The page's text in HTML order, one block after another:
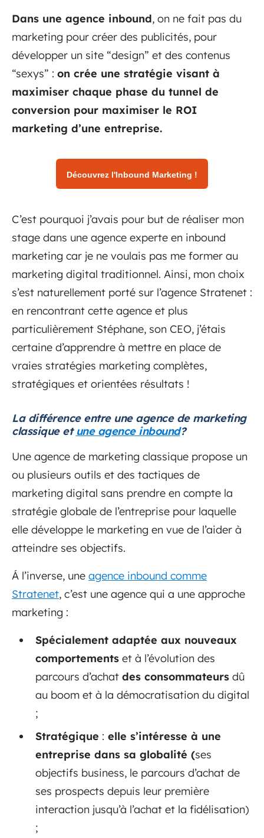
Dans une agence inbound, on ne fait pas du
marketing pour créer des publicités, pour
développer un site “design” et des contenus
“sexys” : on crée une stratégie visant à
maximiser chaque phase du tunnel de
conversion pour maximiser le ROI
marketing d’une entreprise.
Découvrez l'Inbound Marketing !
C’est pourquoi j’avais pour but de réaliser mon
stage dans une agence experte en inbound
marketing car je ne voulais pas me former au
marketing digital traditionnel. Ainsi, mon choix
s’est naturellement porté sur l’agence Stratenet :
en rencontrant cette agence et plus
particulièrement Stéphane, son CEO, j’étais
certaine d’apprendre à mettre en place de
vraies stratégies marketing complètes,
stratégiques et orientées résultats !
La différence entre une agence de marketing
classique et une agence inbound?
Une agence de marketing classique propose un
ou plusieurs outils et des tactiques de
marketing digital sans prendre en compte la
stratégie globale de l’entreprise pour laquelle
elle développe le marketing en vue de l’aider à
atteindre ses objectifs.
Á l’inverse, une agence inbound comme
Stratenet, c’est une agence qui a une approche
marketing :
Spécialement adaptée aux nouveaux
comportements et à l’évolution des
parcours d’achat des consommateurs dû
au boom et à la démocratisation du digital
;
Stratégique : elle s’intéresse à une
entreprise dans sa globalité (ses
objectifs business, le parcours d’achat de
ses prospects depuis leur première
interaction jusqu’à l’achat et la fidélisation)
;